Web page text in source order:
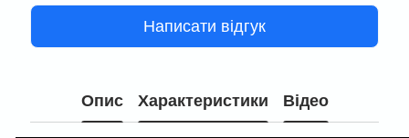
Написати відгук
Опис Характеристики Відео